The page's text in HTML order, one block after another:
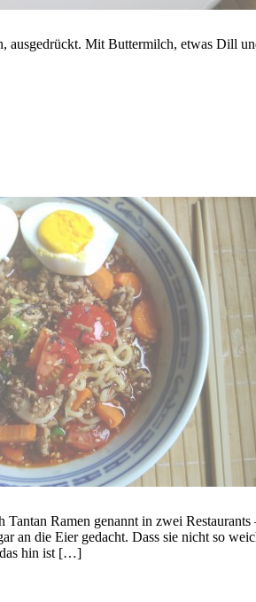
ausgedrückt. Mit Buttermilch, etwas Dill
Tantan Ramen genannt in zwei
an die Eier gedacht. Dass sie nicht so
das hin ist […]